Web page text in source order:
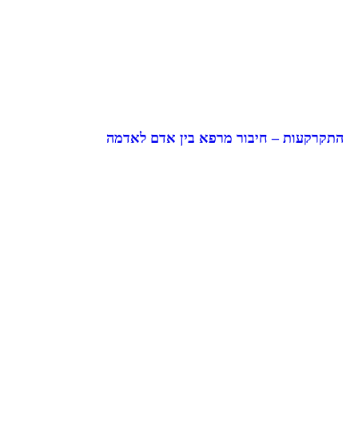
התקרקעות – חיבור מרפא בין אדם לאדמה